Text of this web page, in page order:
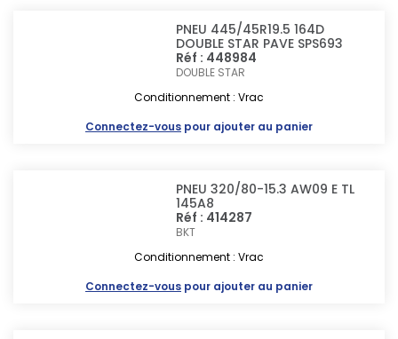
PNEU 445/45R19.5 164D
DOUBLE STAR PAVE SPS693
Réf : 448984
DOUBLE STAR
Conditionnement : Vrac
Connectez-vous pour ajouter au panier
PNEU 320/80-15.3 AW09 E TL
145A8
Réf : 414287
BKT
Conditionnement : Vrac
Connectez-vous pour ajouter au panier